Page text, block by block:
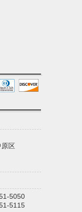
原区
5050
5115